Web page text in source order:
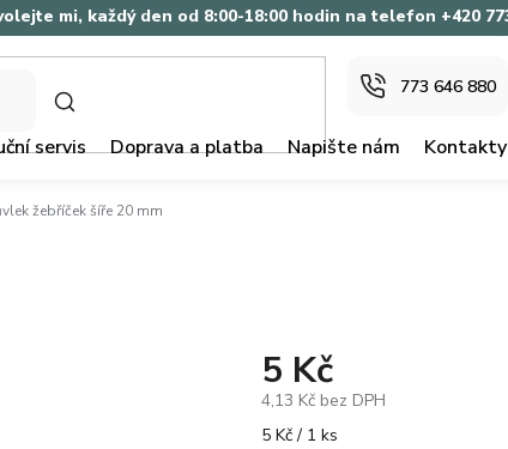
mi, každý den od 8:00-18:00 hodin na telefon +420
773 646 880
HLEDAT
servis Doprava a platba Napište nám Kontakty
žebříček šíře 20 mm
5 Kč
4,13 Kč bez DPH
Měrná
5 Kč / 1 ks